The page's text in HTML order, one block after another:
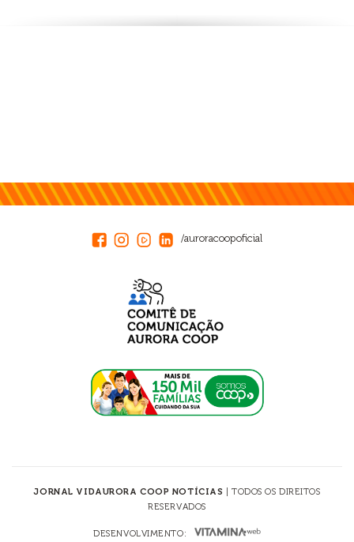
/auroracoopoficial
JORNAL VIDAURORA COOP NOTÍCIAS | TODOS OS DIREITOS
RESERVADOS
DESENVOLVIMENTO: